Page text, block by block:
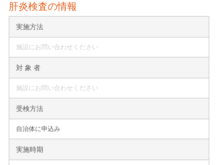
肝炎検査の情報
実施方法
施設にお問い合わせください
対 象 者
施設にお問い合わせください
受検方法
自治体に申込み
実施時期